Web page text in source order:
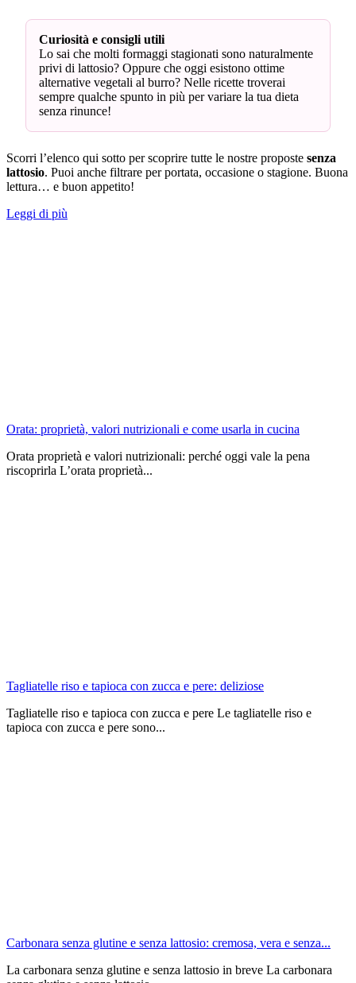
Curiosità e consigli utili
Lo sai che molti formaggi stagionati sono naturalmente
privi di lattosio? Oppure che oggi esistono ottime
alternative vegetali al burro? Nelle ricette troverai
sempre qualche spunto in più per variare la tua dieta
senza rinunce!
Scorri l’elenco qui sotto per scoprire tutte le nostre proposte senza
lattosio. Puoi anche filtrare per portata, occasione o stagione. Buona
lettura… e buon appetito!
Leggi di più
Orata: proprietà, valori nutrizionali e come usarla in cucina
Orata proprietà e valori nutrizionali: perché oggi vale la pena
riscoprirla L’orata proprietà...
Tagliatelle riso e tapioca con zucca e pere: deliziose
Tagliatelle riso e tapioca con zucca e pere Le tagliatelle riso e
tapioca con zucca e pere sono...
Carbonara senza glutine e senza lattosio: cremosa, vera e senza...
La carbonara senza glutine e senza lattosio in breve La carbonara